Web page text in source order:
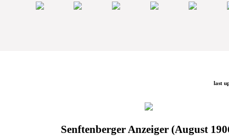
last
Senftenberger Anzeiger (August